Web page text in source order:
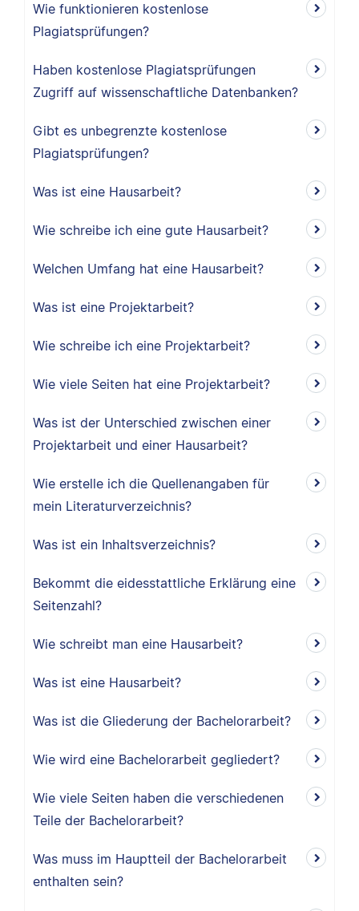
Wie funktionieren kostenlose
Plagiatsprüfungen?
Haben kostenlose Plagiatsprüfungen
Zugriff auf wissenschaftliche Datenbanken?
Gibt es unbegrenzte kostenlose
Plagiatsprüfungen?
Was ist eine Hausarbeit?
Wie schreibe ich eine gute Hausarbeit?
Welchen Umfang hat eine Hausarbeit?
Was ist eine Projektarbeit?
Wie schreibe ich eine Projektarbeit?
Wie viele Seiten hat eine Projektarbeit?
Was ist der Unterschied zwischen einer
Projektarbeit und einer Hausarbeit?
Wie erstelle ich die Quellenangaben für
mein Literaturverzeichnis?
Was ist ein Inhaltsverzeichnis?
Bekommt die eidesstattliche Erklärung eine
Seitenzahl?
Wie schreibt man eine Hausarbeit?
Was ist eine Hausarbeit?
Was ist die Gliederung der Bachelorarbeit?
Wie wird eine Bachelorarbeit gegliedert?
Wie viele Seiten haben die verschiedenen
Teile der Bachelorarbeit?
Was muss im Hauptteil der Bachelorarbeit
enthalten sein?